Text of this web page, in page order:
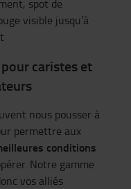
spot de
visible jusqu’à
caristes et
nous pousser à
permettre aux
conditions
Notre gamme
vos alliés